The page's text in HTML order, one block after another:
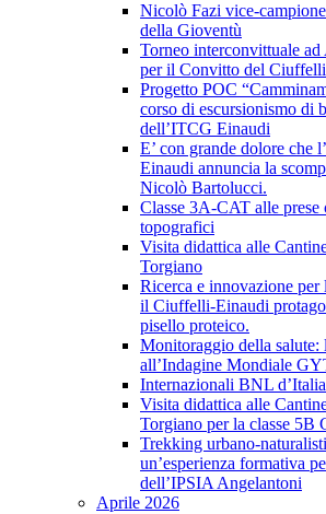
Nicolò Fazi vice-
della Gioventù
Torneo interconvittuale ad
per il Convitto del
Progetto POC
corso di escursionismo di
dell’ITCG Einaudi
E’ con grande dolore che
Einaudi annuncia la
Nicolò Bartolucci.
Classe 3A-CAT alle prese
topografici
Visita didattica alle
Torgiano
Ricerca e innovazione per
il Ciuffelli-Einaudi
pisello proteico.
Monitoraggio della salute:
all’Indagine Mondiale
Internazionali BNL
Visita didattica alle
Torgiano per la classe 5B
Trekking urbano-
un’esperienza formativa
dell’IPSIA Angelantoni
Aprile 2026